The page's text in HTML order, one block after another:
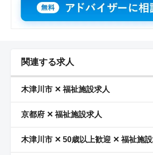
関連する求人
木津川市 ✕ 福祉施設求人
京都府 ✕ 福祉施設求人
木津川市 ✕ 50歳以上歓迎 ✕ 福祉施設